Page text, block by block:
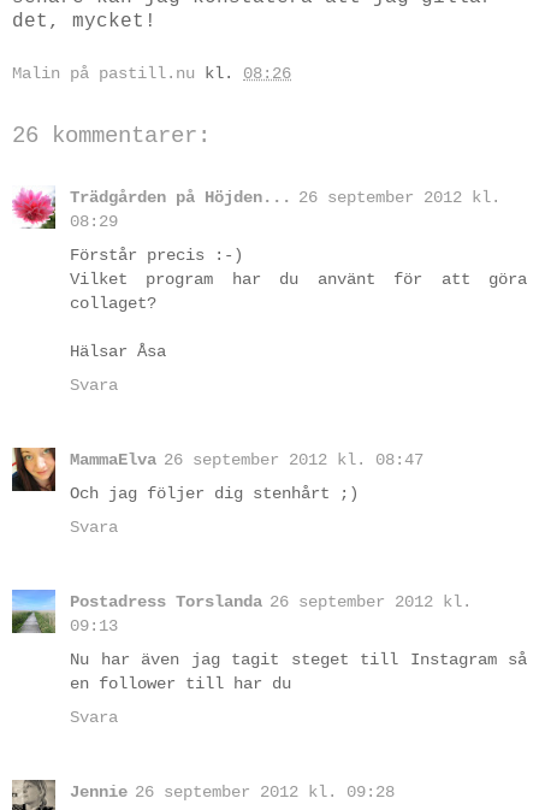
det, mycket!
Malin på pastill.nu kl. 08:26
26 kommentarer:
Trädgården på Höjden...
26 september 2012 kl.
08:29
Förstår precis :-)
Vilket program har du använt för att göra
collaget?
Hälsar Åsa
Svara
MammaElva 26 september 2012 kl. 08:47
Och jag följer dig stenhårt ;)
Svara
Postadress Torslanda 26 september 2012 kl.
09:13
Nu har även jag tagit steget till Instagram så
en follower till har du
Svara
Jennie 26 september 2012 kl. 09:28